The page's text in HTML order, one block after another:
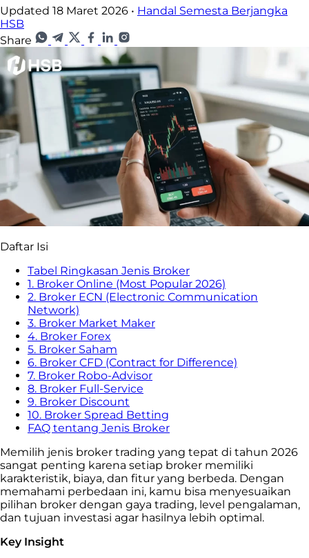
Updated 18 Maret 2026 • Handal Semesta Berjangka
HSB
Share
Daftar Isi
Tabel Ringkasan Jenis Broker
1. Broker Online (Most Popular 2026)
2. Broker ECN (Electronic Communication
Network)
3. Broker Market Maker
4. Broker Forex
5. Broker Saham
6. Broker CFD (Contract for Difference)
7. Broker Robo-Advisor
8. Broker Full-Service
9. Broker Discount
10. Broker Spread Betting
FAQ tentang Jenis Broker
Memilih jenis broker trading yang tepat di tahun 2026
sangat penting karena setiap broker memiliki
karakteristik, biaya, dan fitur yang berbeda. Dengan
memahami perbedaan ini, kamu bisa menyesuaikan
pilihan broker dengan gaya trading, level pengalaman,
dan tujuan investasi agar hasilnya lebih optimal.
Key Insight